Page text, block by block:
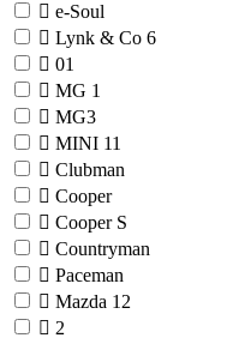
e-Soul
Lynk & Co 6
01
MG 1
MG3
MINI 11
Clubman
Cooper
Cooper S
Countryman
Paceman
Mazda 12
2